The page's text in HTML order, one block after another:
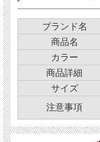
ブランド名
商品名
カラー
商品詳細
サイズ
注意事項